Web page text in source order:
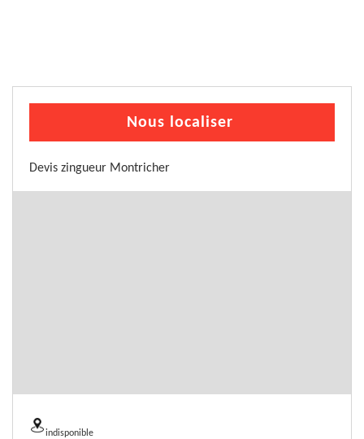
Nous localiser
Devis zingueur Montricher
indisponible